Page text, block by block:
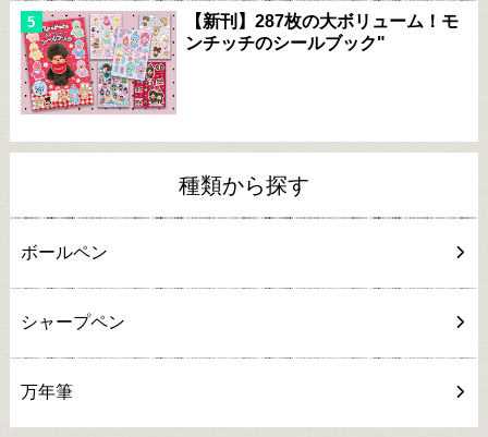
【新刊】287枚の大ボリューム！モ
ンチッチのシールブック"
種類から探す
ボールペン
シャープペン
万年筆